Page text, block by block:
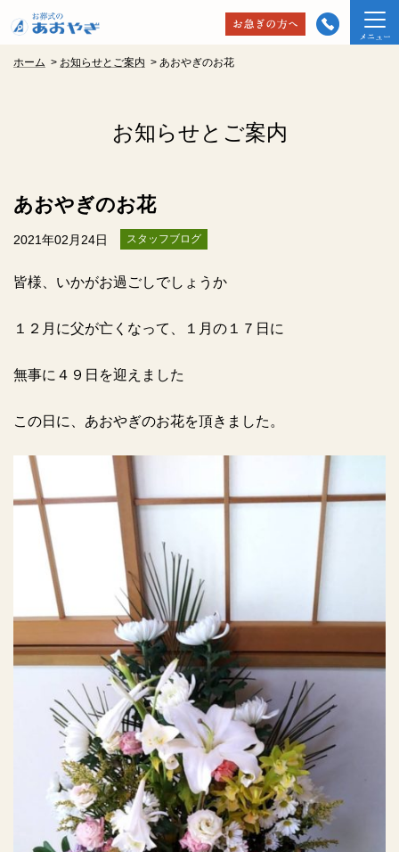
ホーム > お知らせとご案内 > あおやぎのお花
お知らせとご案内
あおやぎのお花
2021年02月24日 スタッフブログ
皆様、いかがお過ごしでしょうか
１２月に父が亡くなって、１月の１７日に
無事に４９日を迎えました
この日に、あおやぎのお花を頂きました。